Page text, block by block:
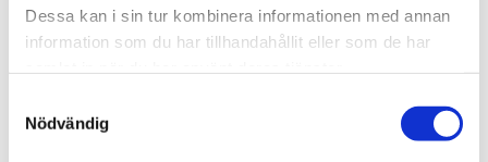
Dessa kan i sin tur kombinera informationen med annan
information som du har tillhandahållit eller som de har
Nödvändig
Antal